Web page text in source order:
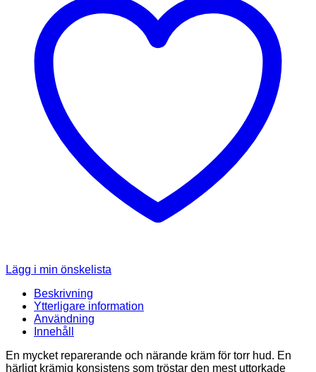
Lägg i min önskelista
Beskrivning
Ytterligare information
Användning
Innehåll
En mycket reparerande och närande kräm för torr hud. En
härligt krämig konsistens som tröstar den mest uttorkade